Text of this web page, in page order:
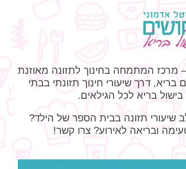
מרכז המתמחה בחינוך לתזונה מאוזנת
בריא, דרך שיעורי חינוך תזונתי בבתי
בריא לכל הגילאים.
שיעורי תזונה בבית הספר של הילד?
ובריאה לאירוע? צרו קשר!